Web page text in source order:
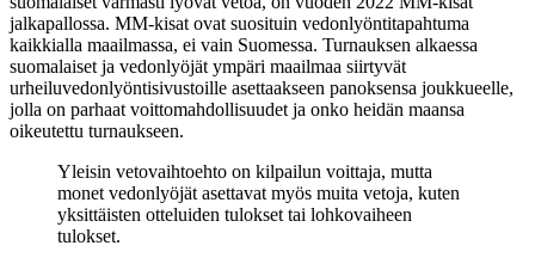
jalkapallossa. MM-kisat ovat suosituin vedonlyöntitapahtuma
kaikkialla maailmassa, ei vain Suomessa. Turnauksen alkaessa
suomalaiset ja vedonlyöjät ympäri maailmaa siirtyvät
urheiluvedonlyöntisivustoille asettaakseen panoksensa joukkueelle,
jolla on parhaat voittomahdollisuudet ja onko heidän maansa
oikeutettu turnaukseen.
Yleisin vetovaihtoehto on kilpailun voittaja, mutta
monet vedonlyöjät asettavat myös muita vetoja, kuten
yksittäisten otteluiden tulokset tai lohkovaiheen
tulokset.